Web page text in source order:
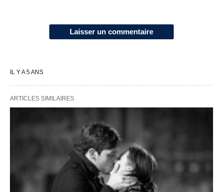
Laisser un commentaire
IL Y A 5 ANS
ARTICLES SIMILAIRES